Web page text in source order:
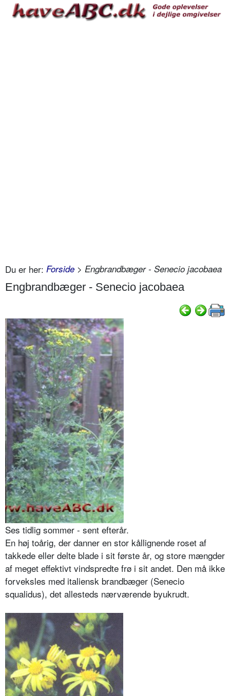
Du er her: Forside > Engbrandbæger - Senecio jacobaea
Engbrandbæger - Senecio jacobaea
Ses tidlig sommer - sent efterår.
En høj toårig, der danner en stor kållignende roset af
takkede eller delte blade i sit første år, og store mængder
af meget effektivt vindspredte frø i sit andet. Den må ikke
forveksles med italiensk brandbæger (Senecio
squalidus), det allesteds nærværende byukrudt.